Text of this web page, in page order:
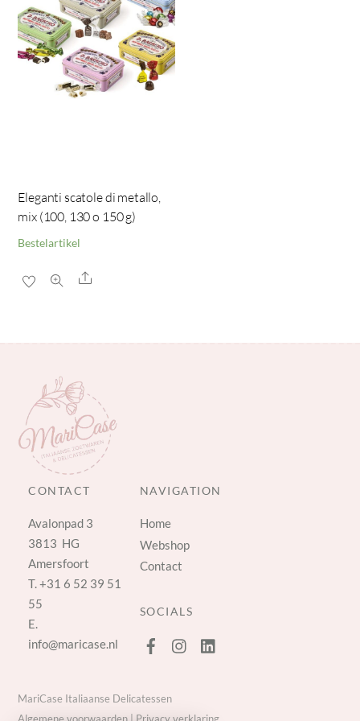
Eleganti scatole di metallo,
mix (100, 130 o 150 g)
Bestelartikel
Share
CONTACT
Avalonpad 3
3813 HG
Amersfoort
T.+31 6 52 39 51
55
E.
info@maricase.nl
NAVIGATION
Home
Webshop
Contact
SOCIALS
MariCase Italiaanse Delicatessen